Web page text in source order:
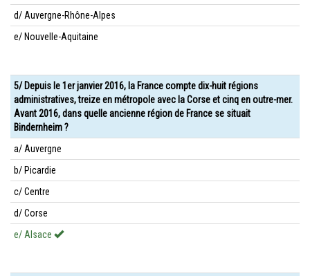
d/ Auvergne-Rhône-Alpes
e/ Nouvelle-Aquitaine
5/ Depuis le 1er janvier 2016, la France compte dix-huit régions
administratives, treize en métropole avec la Corse et cinq en outre-mer.
Avant 2016, dans quelle ancienne région de France se situait
Bindernheim ?
a/ Auvergne
b/ Picardie
c/ Centre
d/ Corse
e/ Alsace